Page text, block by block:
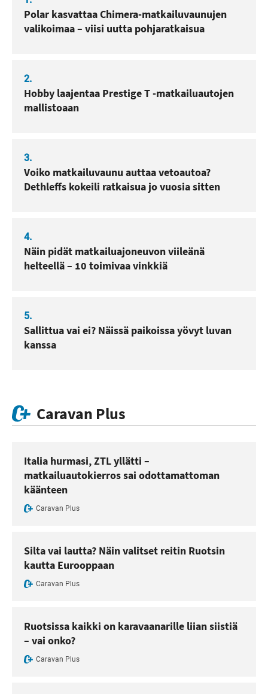
Polar kasvattaa Chimera-matkailuvaunujen
valikoimaa – viisi uutta pohjaratkaisua
2.
Hobby laajentaa Prestige T -matkailuautojen
mallistoaan
3.
Voiko matkailuvaunu auttaa vetoautoa?
Dethleffs kokeili ratkaisua jo vuosia sitten
4.
Näin pidät matkailuajoneuvon viileänä
helteellä – 10 toimivaa vinkkiä
5.
Sallittua vai ei? Näissä paikoissa yövyt luvan
kanssa
Caravan Plus
Italia hurmasi, ZTL yllätti –
matkailuautokierros sai odottamattoman
käänteen
Caravan Plus
Silta vai lautta? Näin valitset reitin Ruotsin
kautta Eurooppaan
Caravan Plus
Ruotsissa kaikki on karavaanarille liian siistiä
– vai onko?
Caravan Plus